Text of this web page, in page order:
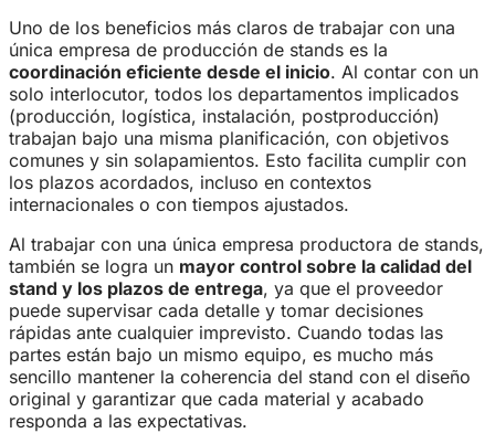
Uno de los beneficios más claros de trabajar con una
única empresa de producción de stands es la
coordinación eficiente desde el inicio. Al contar con un
solo interlocutor, todos los departamentos implicados
(producción, logística, instalación, postproducción)
trabajan bajo una misma planificación, con objetivos
comunes y sin solapamientos. Esto facilita cumplir con
los plazos acordados, incluso en contextos
internacionales o con tiempos ajustados.
Al trabajar con una única empresa productora de stands,
también se logra un mayor control sobre la calidad del
stand y los plazos de entrega, ya que el proveedor
puede supervisar cada detalle y tomar decisiones
rápidas ante cualquier imprevisto. Cuando todas las
partes están bajo un mismo equipo, es mucho más
sencillo mantener la coherencia del stand con el diseño
original y garantizar que cada material y acabado
responda a las expectativas.